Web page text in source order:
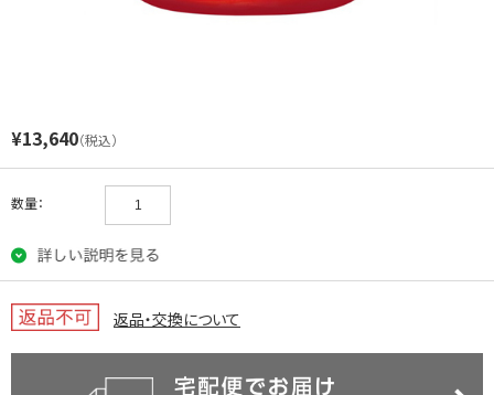
¥13,640（税込）
数量：
返品・交換について